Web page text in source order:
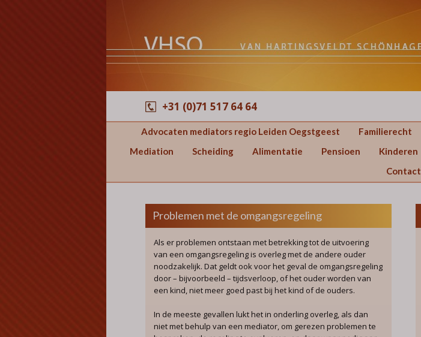
+31 (0)71 517 64 64
Advocaten mediators regio Leiden Oegstgeest Familierecht
Mediation
Scheiding Alimentatie Pensioen Kinderen
Contact
Problemen met de omgangsregeling
Als er problemen ontstaan met betrekking tot de uitvoering
van een omgangsregeling is overleg met de andere ouder
noodzakelijk. Dat geldt ook voor het geval de omgangsregeling
door – bijvoorbeeld – tijdsverloop, of het ouder worden van
een kind, niet meer goed past bij het kind of de ouders.
In de meeste gevallen lukt het in onderling overleg, als dan
niet met behulp van een mediator, om gerezen problemen te